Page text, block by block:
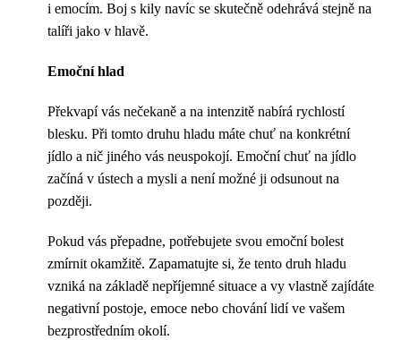
i emocím. Boj s kily navíc se skutečně odehrává stejně na
talíři jako v hlavě.
Emoční hlad
Překvapí vás nečekaně a na intenzitě nabírá rychlostí
blesku. Při tomto druhu hladu máte chuť na konkrétní
jídlo a nič jiného vás neuspokojí. Emoční chuť na jídlo
začíná v ústech a mysli a není možné ji odsunout na
později.
Pokud vás přepadne, potřebujete svou emoční bolest
zmírnit okamžitě. Zapamatujte si, že tento druh hladu
vzniká na základě nepříjemné situace a vy vlastně zajídáte
negativní postoje, emoce nebo chování lidí ve vašem
bezprostředním okolí.